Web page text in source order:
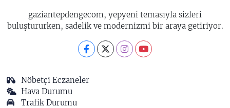
gaziantepdengecom, yepyeni temasıyla sizleri
buluştururken, sadelik ve modernizmi bir araya getiriyor.
Nöbetçi Eczaneler
Hava Durumu
Trafik Durumu